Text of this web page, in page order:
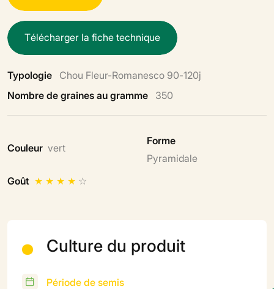
Télécharger la fichetechnique
Typologie Chou Fleur-Romanesco 90-120j
Nombre de graines au gramme 350
Couleur vert
Forme
Pyramidale
Goût ★ ★ ★ ★ ☆
Culture du produit
Période de semis